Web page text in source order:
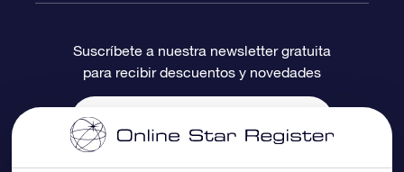
Reseñas
Tarjeta de Regalo OSR
Regalos empresariales
Página de Estrella Personalizada
Un Millón de Estrellas
Información de Pago
Información de Envío
Suscríbete a nuestra newsletter gratuita
para recibir descuentos y novedades